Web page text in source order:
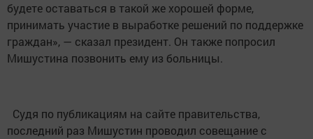
будете оставаться в такой же хорошей форме,
принимать участие в выработке решений по поддержке
граждан», — сказал президент. Он также попросил
Мишустина позвонить ему из больницы.
Судя по публикациям на сайте правительства,
последний раз Мишустин проводил совещание с